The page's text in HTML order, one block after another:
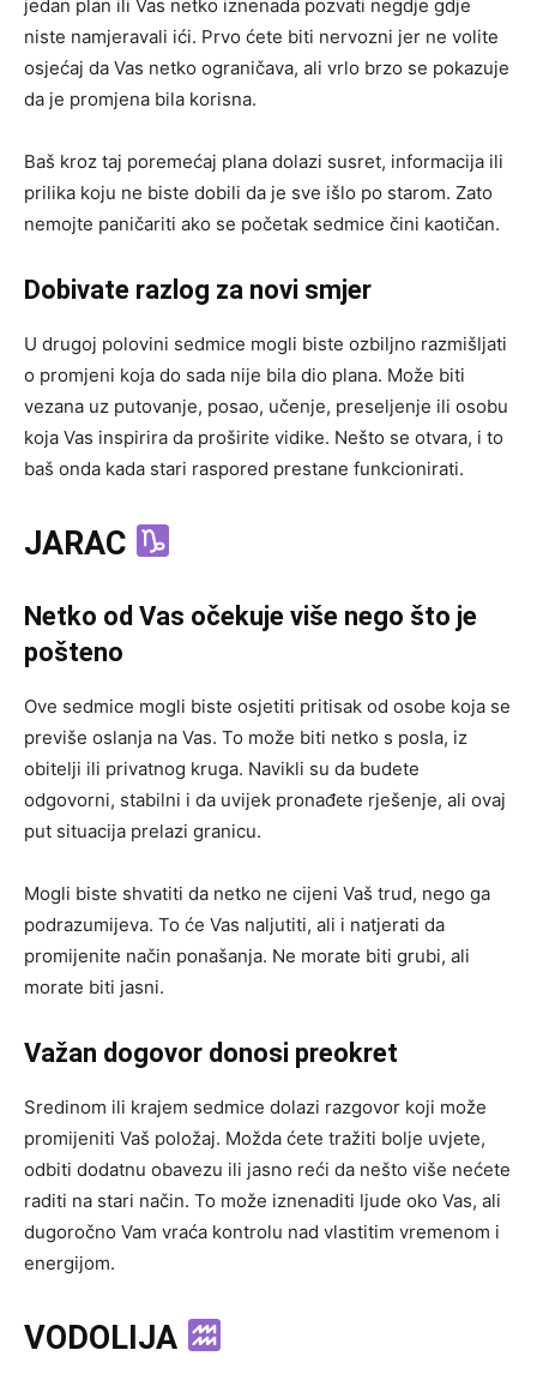
jedan plan ili Vas netko iznenada pozvati negdje gdje
niste namjeravali ići. Prvo ćete biti nervozni jer ne volite
osjećaj da Vas netko ograničava, ali vrlo brzo se pokazuje
da je promjena bila korisna.
Baš kroz taj poremećaj plana dolazi susret, informacija ili
prilika koju ne biste dobili da je sve išlo po starom. Zato
nemojte paničariti ako se početak sedmice čini kaotičan.
Dobivate razlog za novi smjer
U drugoj polovini sedmice mogli biste ozbiljno razmišljati
o promjeni koja do sada nije bila dio plana. Može biti
vezana uz putovanje, posao, učenje, preseljenje ili osobu
koja Vas inspirira da proširite vidike. Nešto se otvara, i to
baš onda kada stari raspored prestane funkcionirati.
JARAC
Netko od Vas očekuje više nego što je
pošteno
Ove sedmice mogli biste osjetiti pritisak od osobe koja se
previše oslanja na Vas. To može biti netko s posla, iz
obitelji ili privatnog kruga. Navikli su da budete
odgovorni, stabilni i da uvijek pronađete rješenje, ali ovaj
put situacija prelazi granicu.
Mogli biste shvatiti da netko ne cijeni Vaš trud, nego ga
podrazumijeva. To će Vas naljutiti, ali i natjerati da
promijenite način ponašanja. Ne morate biti grubi, ali
morate biti jasni.
Važan dogovor donosi preokret
Sredinom ili krajem sedmice dolazi razgovor koji može
promijeniti Vaš položaj. Možda ćete tražiti bolje uvjete,
odbiti dodatnu obavezu ili jasno reći da nešto više nećete
raditi na stari način. To može iznenaditi ljude oko Vas, ali
dugoročno Vam vraća kontrolu nad vlastitim vremenom i
energijom.
VODOLIJA